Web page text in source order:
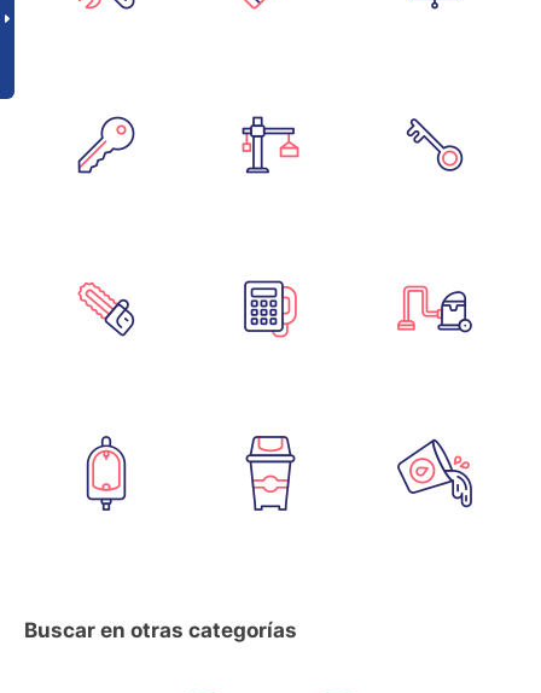
Buscar en otras categorías